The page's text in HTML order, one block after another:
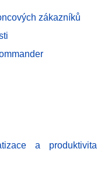
zákazníků
a produktivita